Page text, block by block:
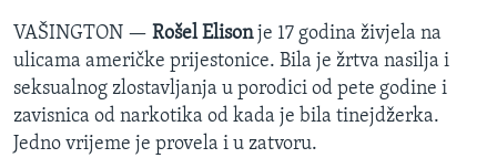
VAŠINGTON — Rošel Elisonje 17 godina živjela na
ulicama američke prijestonice. Bila je žrtva nasilja i
seksualnog zlostavljanja u porodici od pete godine i
zavisnica od narkotika od kada je bila tinejdžerka.
Jedno vrijeme je provela i u zatvoru.